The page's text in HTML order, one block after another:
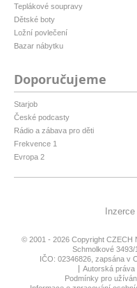
Teplákové soupravy
Dětské boty
Ložní povlečení
Bazar nábytku
Doporučujeme
Starjob
České podcasty
Rádio a zábava pro děti
Frekvence 1
Evropa 2
Inzerce
© 2001 - 2026 Copyright CZECH
Schmolkové 3493/
IČO: 02346826, zapsána v
Autorská práva
Podmínky pro